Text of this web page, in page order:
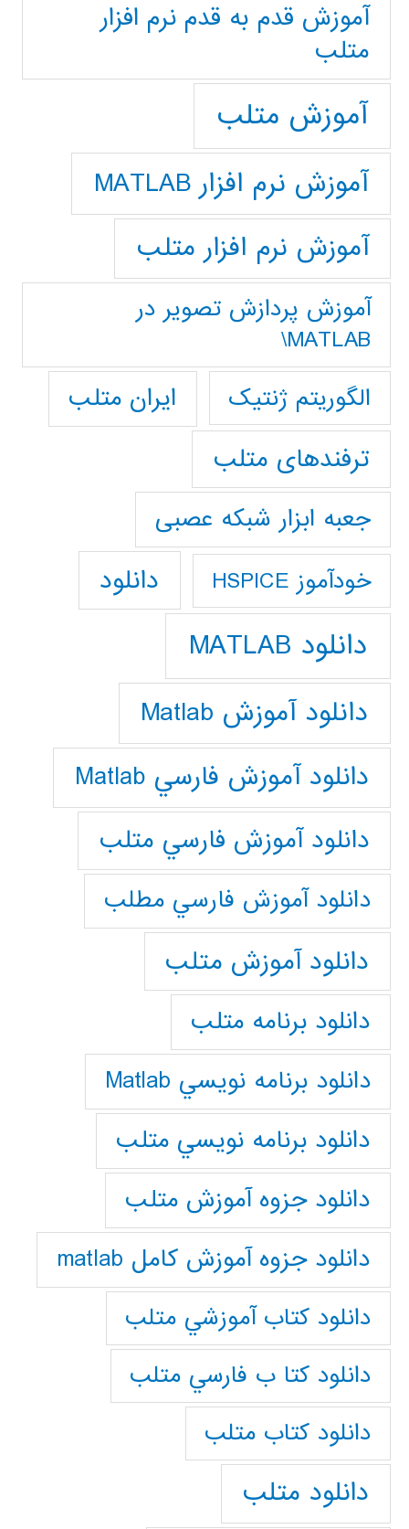
آموزش قدم به قدم نرم افزار
متلب
آموزش متلب
آموزش نرم افزار MATLAB
آموزش نرم افزار متلب
آموزش پردازش تصوير در
MATLAB\
الگوریتم ژنتیک
ایران متلب
ترفندهای متلب
جعبه ابزار شبکه عصبی
خودآموز HSPICE دانلود
دانلود MATLAB
دانلود آموزش Matlab
دانلود آموزش فارسي Matlab
دانلود آموزش فارسي متلب
دانلود آموزش فارسي مطلب
دانلود آموزش متلب
دانلود برنامه متلب
دانلود برنامه نويسي Matlab
دانلود برنامه نويسي متلب
دانلود جزوه آموزش متلب
دانلود جزوه آموزش کامل matlab
دانلود كتاب آموزشي متلب
دانلود كتا ب فارسي متلب
دانلود كتاب متلب
دانلود متلب